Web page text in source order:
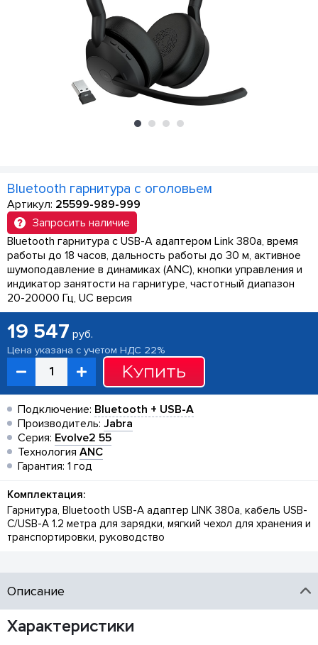
Bluetooth гарнитура с оголовьем
Артикул: 25599-989-999
Запросить наличие
Bluetooth гарнитура с USB-A адаптером Link 380a, время
работы до 18 часов, дальность работы до 30 м, активное
шумоподавление в динамиках (ANC), кнопки управления и
индикатор занятости на гарнитуре, частотный диапазон
20-20000 Гц, UC версия
19 547 руб.
Цена указана с учетом НДС 22%
Купить
Подключение: Bluetooth + USB-A
Производитель: Jabra
Серия: Evolve2 55
Технология ANC
Гарантия: 1 год
Комплектация:
Гарнитура, Bluetooth USB-A адаптер LINK 380a, кабель USB-
C/USB-A 1.2 метра для зарядки, мягкий чехол для хранения и
транспортировки, руководство
Описание
Характеристики